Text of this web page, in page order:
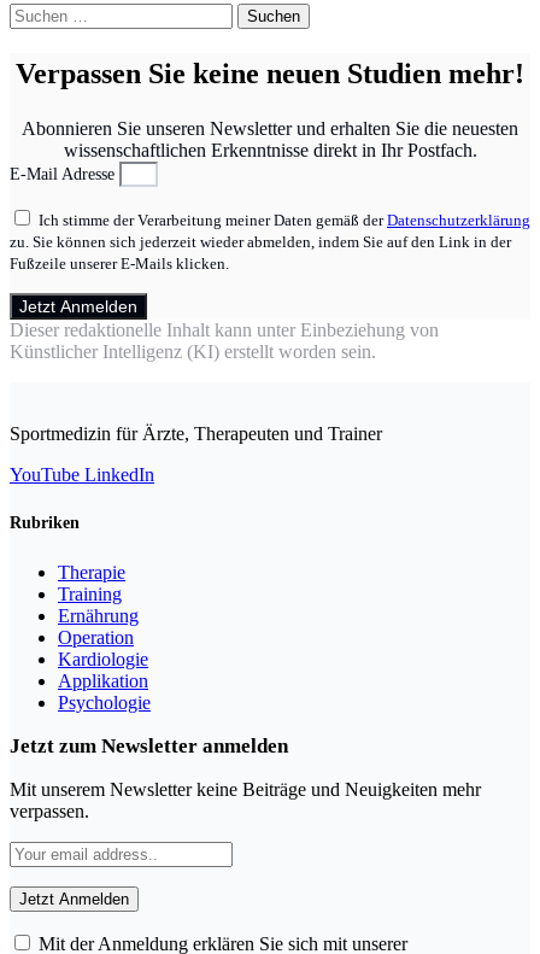
Suchen
nach:
Verpassen Sie keine neuen Studien mehr!
Abonnieren Sie unseren Newsletter und erhalten Sie die neuesten
wissenschaftlichen Erkenntnisse direkt in Ihr Postfach.
E-Mail Adresse
Ich stimme der Verarbeitung meiner Daten gemäß derDatenschutzerklärung
zu. Sie können sich jederzeit wieder abmelden, indem Sie auf den Link in der
Fußzeile unserer E-Mails klicken.
Jetzt Anmelden
Dieser redaktionelle Inhalt kann unter Einbeziehung von
Künstlicher Intelligenz (KI) erstellt worden sein.
Sportmedizin für Ärzte, Therapeuten und Trainer
YouTube LinkedIn
Rubriken
Therapie
Training
Ernährung
Operation
Kardiologie
Applikation
Psychologie
Jetzt zum Newsletter anmelden
Mit unserem Newsletter keine Beiträge und Neuigkeiten mehr
verpassen.
Mit der Anmeldung erklären Sie sich mit unserer